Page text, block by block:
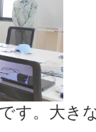
す。大き